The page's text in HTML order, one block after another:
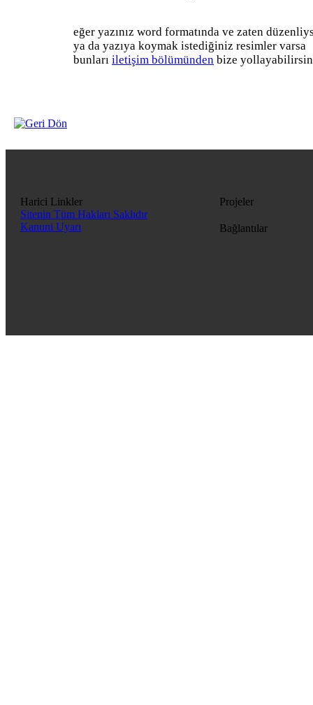
eğer yazınız word formatında ve zaten
ya da yazıya koymak istediğiniz resimler varsa
bunları iletişim bölümünden bize
Harici Linkler
Sitenin Tüm Hakları Saklıdır
Kanuni Uyarı
Projeler
Bağlantılar